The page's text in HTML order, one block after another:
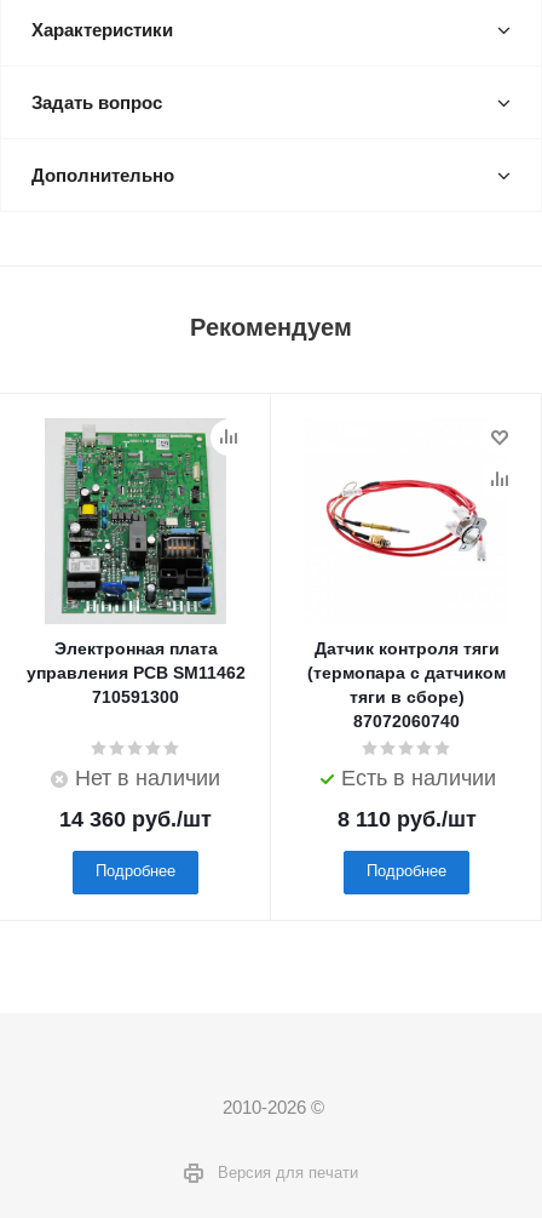
Характеристики
Задать вопрос
Дополнительно
Рекомендуем
Электронная плата
управления PCB SM11462
710591300
Нет в наличии
14 360 руб./шт
Подробнее
Датчик контроля тяги
(термопара с датчиком
тяги в сборе)
87072060740
Есть в наличии
8 110руб./шт
Подробнее
2010-2026 ©
Версия для печати